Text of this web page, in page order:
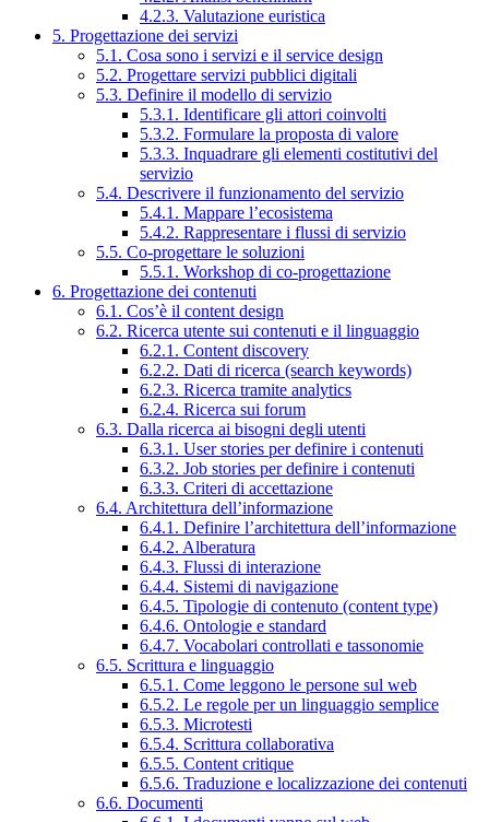
4.2.3. Valutazione euristica
5. Progettazione dei servizi
5.1. Cosa sono i servizi e il service design
5.2. Progettare servizi pubblici digitali
5.3. Definire il modello di servizio
5.3.1. Identificare gli attori coinvolti
5.3.2. Formulare la proposta di valore
5.3.3. Inquadrare gli elementi costitutivi del
servizio
5.4. Descrivere il funzionamento del servizio
5.4.1. Mappare l’ecosistema
5.4.2. Rappresentare i flussi di servizio
5.5. Co-progettare le soluzioni
5.5.1. Workshop di co-progettazione
6. Progettazione dei contenuti
6.1. Cos’è il content design
6.2. Ricerca utente sui contenuti e il linguaggio
6.2.1. Content discovery
6.2.2. Dati di ricerca (search keywords)
6.2.3. Ricerca tramite analytics
6.2.4. Ricerca sui forum
6.3. Dalla ricerca ai bisogni degli utenti
6.3.1. User stories per definire i contenuti
6.3.2. Job stories per definire i contenuti
6.3.3. Criteri di accettazione
6.4. Architettura dell’informazione
6.4.1. Definire l’architettura dell’informazione
6.4.2. Alberatura
6.4.3. Flussi di interazione
6.4.4. Sistemi di navigazione
6.4.5. Tipologie di contenuto (content type)
6.4.6. Ontologie e standard
6.4.7. Vocabolari controllati e tassonomie
6.5. Scrittura e linguaggio
6.5.1. Come leggono le persone sul web
6.5.2. Le regole per un linguaggio semplice
6.5.3. Microtesti
6.5.4. Scrittura collaborativa
6.5.5. Content critique
6.5.6. Traduzione e localizzazione dei contenuti
6.6. Documenti